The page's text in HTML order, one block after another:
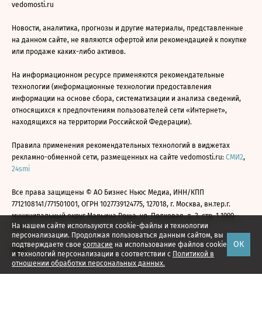
На нашем сайте используются cookie-файлы и технологии
персонализации. Продолжая пользоваться данным сайтом, вы
подтверждаете свое согласие на использование файлов cookie
и технологий персонализации в соответствии с Политикой в
отношении обработки персональных данных.
ОК
vedomosti.ru
Новости, аналитика, прогнозы и другие материалы, представленные
на данном сайте, не являются офертой или рекомендацией к покупке
или продаже каких-либо активов.
На информационном ресурсе применяются рекомендательные
технологии (информационные технологии предоставления
информации на основе сбора, систематизации и анализа сведений,
относящихся к предпочтениям пользователей сети «Интернет»,
находящихся на территории Российской Федерации).
Правила применения рекомендательных технологий в виджетах
рекламно-обменной сети, размещенных на сайте vedomosti.ru: СМИ2,
24smi
Все права защищены © АО Бизнес Ньюс Медиа, ИНН/КПП
7712108141/771501001, ОГРН 1027739124775, 127018, г. Москва, вн.тер.г.
муниципальный округ Марьина Роща, ул. Полковая, д. 3, стр. 1 1999—
2026